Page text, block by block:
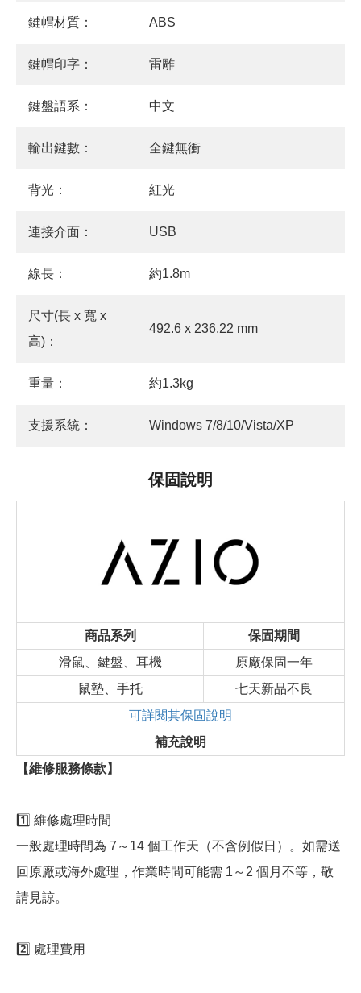
鍵帽材質： ABS
鍵帽印字： 雷雕
鍵盤語系： 中文
輸出鍵數： 全鍵無衝
背光： 紅光
連接介面： USB
線長： 約1.8m
尺寸(長 x 寬 x
高)：
492.6 x 236.22 mm
重量： 約1.3kg
支援系統： Windows 7/8/10/Vista/XP
保固說明
商品系列
保固期間
滑鼠、鍵盤、耳機
原廠保固一年
鼠墊、手托
七天新品不良
可詳閱其保固說明
補充說明
【維修服務條款】
1️⃣ 維修處理時間
一般處理時間為 7～14 個工作天（不含例假日）。如需送
回原廠或海外處理，作業時間可能需 1～2 個月不等，敬
請見諒。
2️⃣ 處理費用